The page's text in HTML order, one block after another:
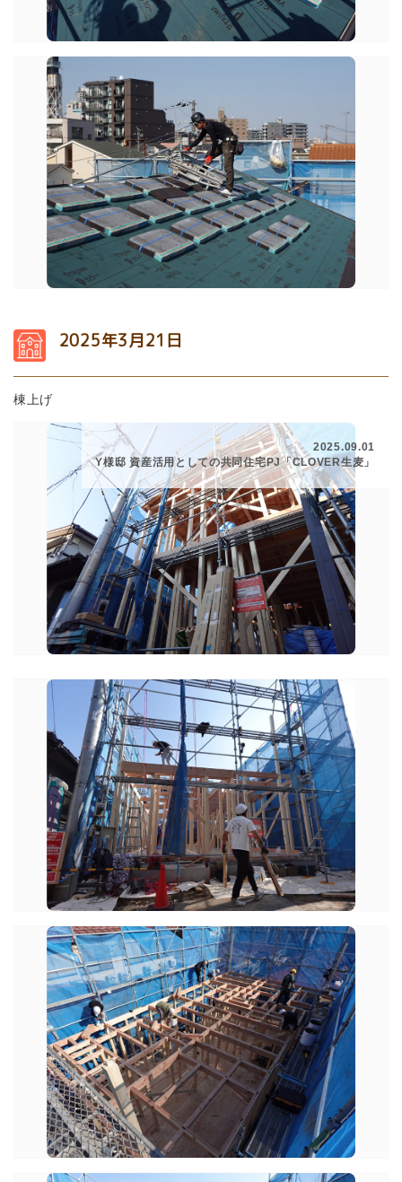
2025年3月21日
棟上げ
2025.09.01
Y様邸 資産活用としての共同住宅PJ「CLOVER生麦」